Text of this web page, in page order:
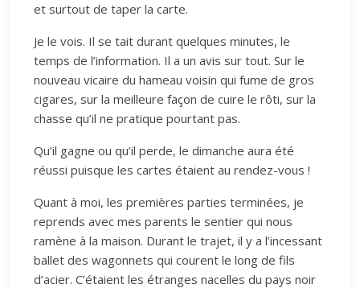
et surtout de taper la carte.
Je le vois. Il se tait durant quelques minutes, le
temps de l’information. Il a un avis sur tout. Sur le
nouveau vicaire du hameau voisin qui fume de gros
cigares, sur la meilleure façon de cuire le rôti, sur la
chasse qu’il ne pratique pourtant pas.
Qu’il gagne ou qu’il perde, le dimanche aura été
réussi puisque les cartes étaient au rendez-vous !
Quant à moi, les premières parties terminées, je
reprends avec mes parents le sentier qui nous
ramène à la maison. Durant le trajet, il y a l’incessant
ballet des wagonnets qui courent le long de fils
d’acier. C’étaient les étranges nacelles du pays noir